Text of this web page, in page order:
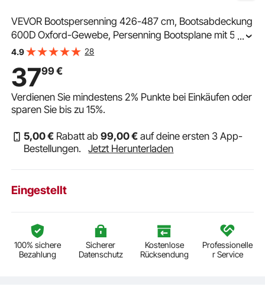
VEVOR Bootspersenning 426-487 cm, Bootsabdeckung
600D Oxford-Gewebe, Persenning Bootsplane mit 5
verstellbaren Riemen, Wasserdicht Schutz V-Rumpf
...
4.9 28
3799€
Verdienen Sie mindestens2% Punkte bei Einkäufen oder
sparen Sie bis zu15%.
5,00€ Rabatt ab99,00€ auf deine ersten 3 App-
Bestellungen.
Jetzt Herunterladen
Eingestellt
100% sichere
Bezahlung
Sicherer
Datenschutz
Kostenlose
Rücksendung
Professionelle
r Service